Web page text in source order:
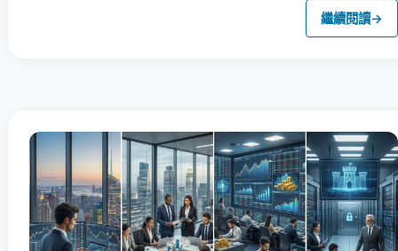
繼續閱讀→